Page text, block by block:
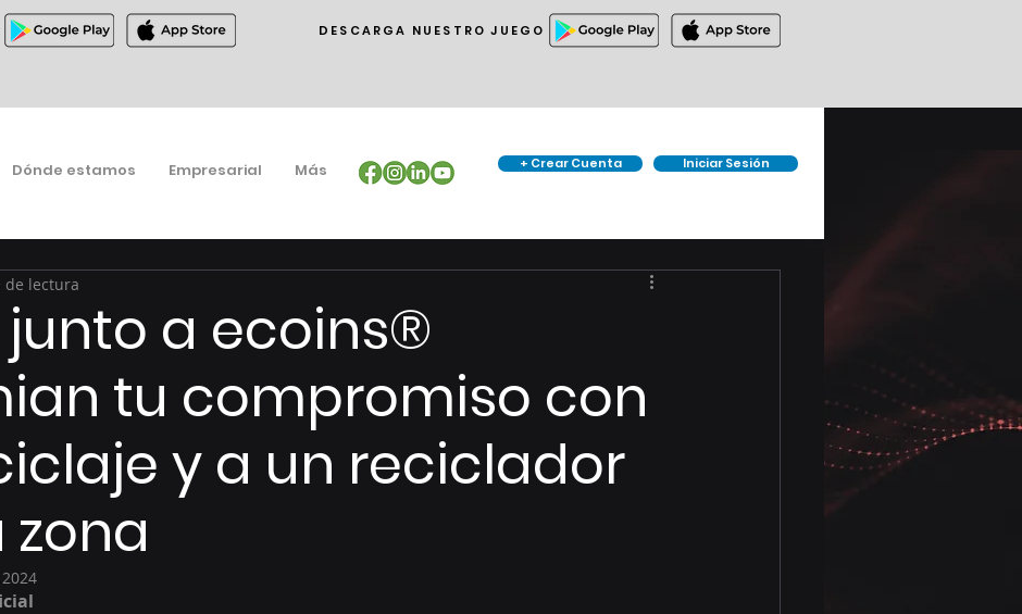
DESCARGA NUESTRO JUEGO
+ Crear Cuenta Iniciar Sesión
Dónde estamos Empresarial Más
junto a ecoins®
tu compromiso con
y a un reciclador
zona
de lectura